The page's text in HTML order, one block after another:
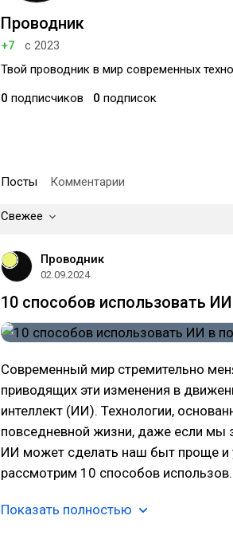
Проводник
+7
с 2023
Твой проводник в мир современных
0 подписчиков 0 подписок
Посты Комментарии
Свежее
Проводник
02.09.2024
10 способов использовать
Современный мир стремительно
приводящих эти изменения в
интеллект (ИИ). Технологии,
повседневной жизни, даже если мы
ИИ может сделать наш быт проще и
рассмотрим 10 способов
Показать полностью